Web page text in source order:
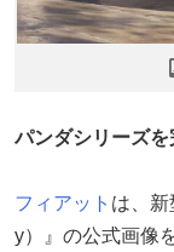
パンダシリーズ
フィアット は、新
y）』の公式画像